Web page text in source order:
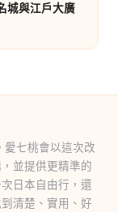
城與江戶大廣
愛七桃會以這次改
並提供更精準的
日本自由行，還
清楚、實用、好